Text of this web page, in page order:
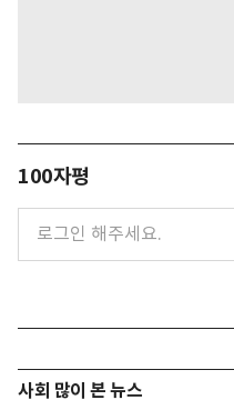
100자평
사회 많이 본 뉴스